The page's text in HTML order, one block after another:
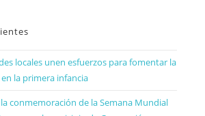
locales unen esfuerzos para fomentar la
la primera infancia
conmemoración de la Semana Mundial